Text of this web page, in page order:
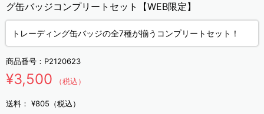
グ缶バッジコンプリートセット【WEB限定】
トレーディング缶バッジの全7種が揃うコンプリートセット！
商品番号： P2120623
¥3,500 （税込）
送料： ¥805（税込）